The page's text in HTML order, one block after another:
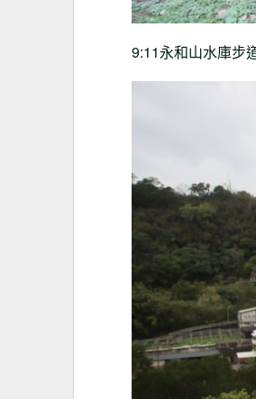
9:11永和山水庫步